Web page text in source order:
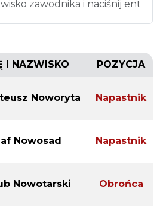
I NAZWISKO POZYCJA
Noworyta Napastnik
Nowosad Napastnik
Nowotarski Obrońca